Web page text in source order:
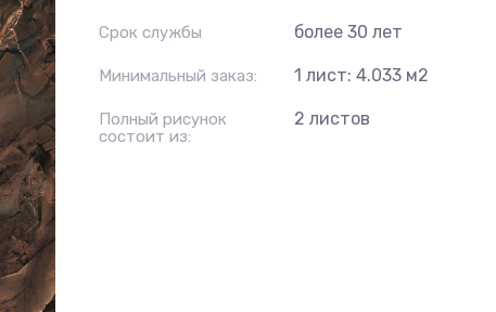
Срок службы более 30 лет
Минимальный заказ: 1 лист: 4.033 м2
Полный рисунок
состоит из:
2 листов